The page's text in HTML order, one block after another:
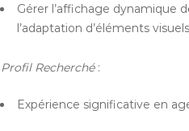
Gérer l’affichage dynamique
l’adaptation d’éléments
Profil Recherché:
Expérience significative en